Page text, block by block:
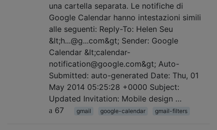
una cartella separata. Le notifiche di
Google Calendar hanno intestazioni simili
alle seguenti: Reply-To: Helen Seu
&lt;h...@g...com&gt; Sender: Google
Calendar &lt;calendar-
notification@google.com&gt; Auto-
Submitted: auto-generated Date: Thu, 01
May 2014 05:25:28 +0000 Subject:
Updated Invitation: Mobile design …
67
gmail google-calendar gmail-filters